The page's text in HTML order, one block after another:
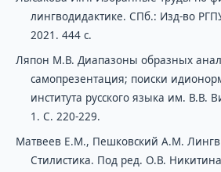
лингводидактике. СПб.: Изд-во
2021. 444 с.
Ляпон М.В. Диапазоны образных
самопрезентация; поиски
института русского языка им. В.В.
1. С. 220-229.
Матвеев Е.М., Пешковский А.М.
Стилистика. Под ред. О.В.